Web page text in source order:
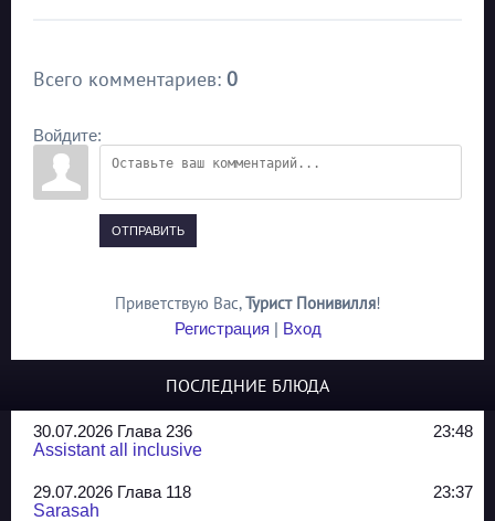
Всего комментариев: 0
Войдите:
ОТПРАВИТЬ
Приветствую Вас,Турист Понивилля!
Регистрация | Вход
ПОСЛЕДНИЕ БЛЮДА
30.07.2026 Глава 236
23:48
Assistant all inclusive
29.07.2026 Глава 118
23:37
Sarasah